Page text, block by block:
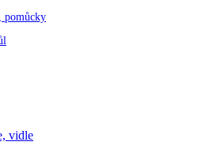
pomůcky
vidle